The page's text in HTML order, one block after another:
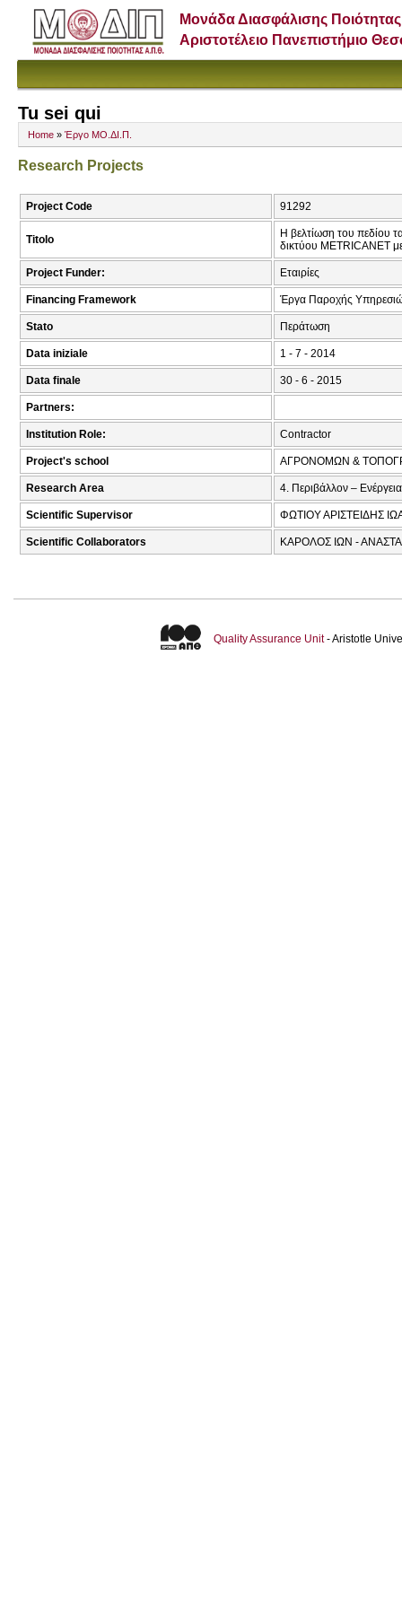
Μονάδα Διασφάλισης Ποιότητας
Αριστοτέλειο Πανεπιστήμιο
Tu sei qui
Home » Έργο ΜΟ.ΔΙ.Π.
Research Projects
Project Code 91292
Titolo
Η βελτίωση του πεδίου
δικτύου METRICANET
Project Funder: Εταιρίες
Financing Framework Έργα Παροχής
Stato Περάτωση
Data iniziale 1 - 7 - 2014
Data finale 30 - 6 - 2015
Partners:
Institution Role: Contractor
Project's school ΑΓΡΟΝΟΜΩΝ &
Research Area 4. Περιβάλλον – Ενέργεια
Scientific Supervisor ΦΩΤΙΟΥ ΑΡΙΣΤΕΙΔΗΣ
Scientific Collaborators ΚΑΡΟΛΟΣ ΙΩΝ -
Quality Assurance Unit- Aristotle